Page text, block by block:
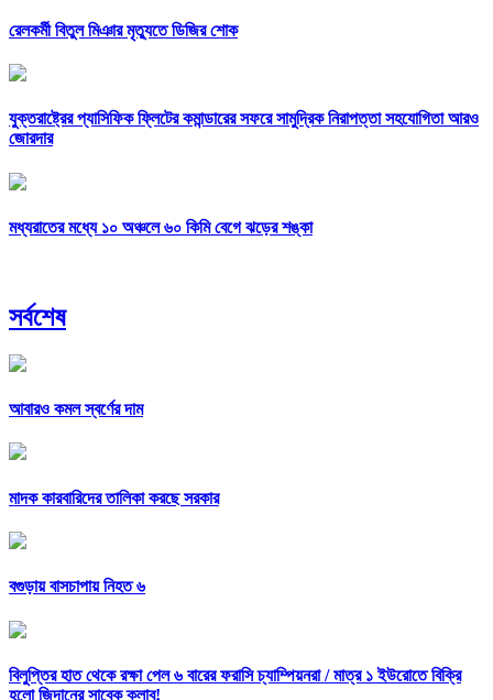
রেলকর্মী বিতুল মিঞার মৃত্যুতে ডিজির শোক
যুক্তরাষ্ট্রের প্যাসিফিক ফ্লিটের কমান্ডারের সফরে সামুদ্রিক নিরাপত্তা সহযোগিতা আরও
জোরদার
মধ্যরাতের মধ্যে ১০ অঞ্চলে ৬০ কিমি বেগে ঝড়ের শঙ্কা
সর্বশেষ
আবারও কমল স্বর্ণের দাম
মাদক কারবারিদের তালিকা করছে সরকার
বগুড়ায় বাসচাপায় নিহত ৬
বিলুপ্তির হাত থেকে রক্ষা পেল ৬ বারের ফরাসি চ্যাম্পিয়নরা /মাত্র ১ ইউরোতে বিক্রি
হলো জিদানের সাবেক ক্লাব!